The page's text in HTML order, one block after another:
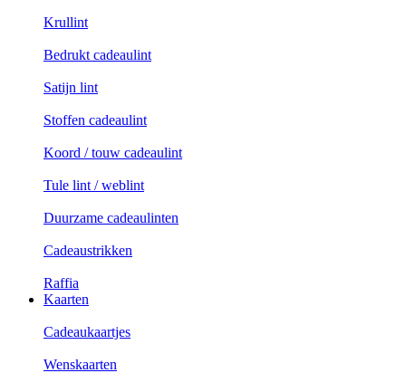
Krullint
Bedrukt cadeaulint
Satijn lint
Stoffen cadeaulint
Koord / touw cadeaulint
Tule lint / weblint
Duurzame cadeaulinten
Cadeaustrikken
Raffia
Kaarten
Cadeaukaartjes
Wenskaarten